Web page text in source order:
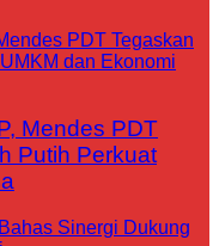
Mendes PDT
Putih Perkuat